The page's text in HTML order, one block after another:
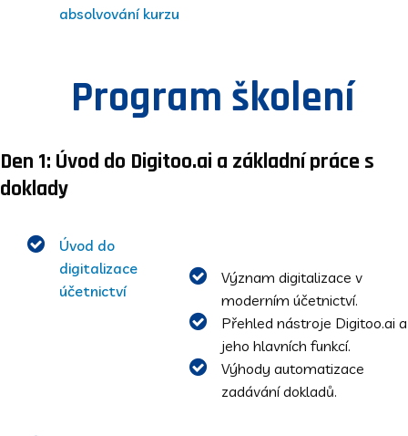
absolvování kurzu
Program školení
Den 1: Úvod do Digitoo.ai a základní práce s
doklady
Úvod do
digitalizace
účetnictví
Význam digitalizace v
moderním účetnictví.
Přehled nástroje Digitoo.ai a
jeho hlavních funkcí.
Výhody automatizace
zadávání dokladů.